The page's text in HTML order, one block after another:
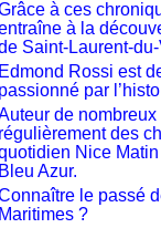
à ces
à la
Saint-Laurent-du-
Edmond Rossi est
passionné par
de
régulièrement des
Nice
Bleu Azur.
le passé
Maritimes ?